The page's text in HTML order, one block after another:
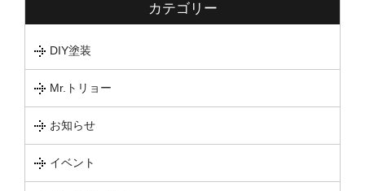
カテゴリー
DIY塗装
Mr.トリョー
お知らせ
イベント